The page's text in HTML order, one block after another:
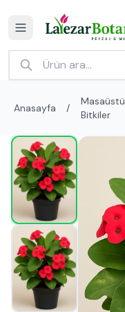
Anasayfa /
Masaüstü
Bitkiler